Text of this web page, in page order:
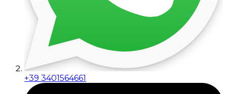
+39 3401564661